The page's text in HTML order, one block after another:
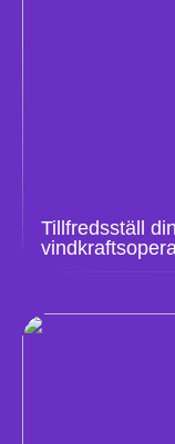
Tillfredsställ